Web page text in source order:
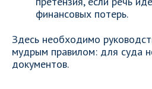
финансовых потерь.
Здесь необходимо
мудрым правилом: для суда
документов.